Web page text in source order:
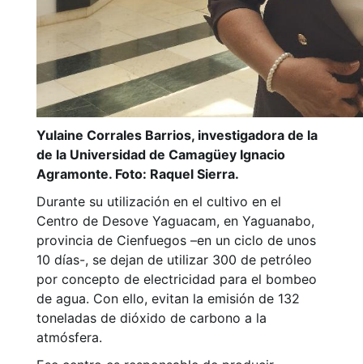
Yulaine Corrales Barrios, investigadora de la
de la Universidad de Camagüey Ignacio
Agramonte. Foto: Raquel Sierra.
Durante su utilización en el cultivo en el
Centro de Desove Yaguacam, en Yaguanabo,
provincia de Cienfuegos –en un ciclo de unos
10 días-, se dejan de utilizar 300 de petróleo
por concepto de electricidad para el bombeo
de agua. Con ello, evitan la emisión de 132
toneladas de dióxido de carbono a la
atmósfera.